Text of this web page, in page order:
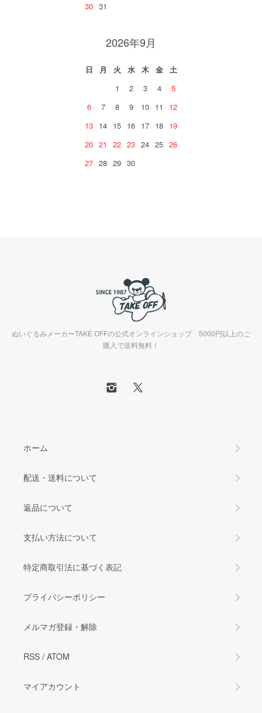
30 31
2026年9月
日 月 火 水 木 金
土
1
2 3 4
5
6
7 8 9 10 11
12
13 14 15 16 17 18 19
20 21 22 23 24 25 26
27 28 29 30
ぬいぐるみメーカーTAKE OFFの公式オンラインショップ 5000円以上のご
購入で送料無料！
ホーム
配送・送料について
返品について
支払い方法について
特定商取引法に基づく表記
プライバシーポリシー
メルマガ登録・解除
RSS / ATOM
マイアカウント